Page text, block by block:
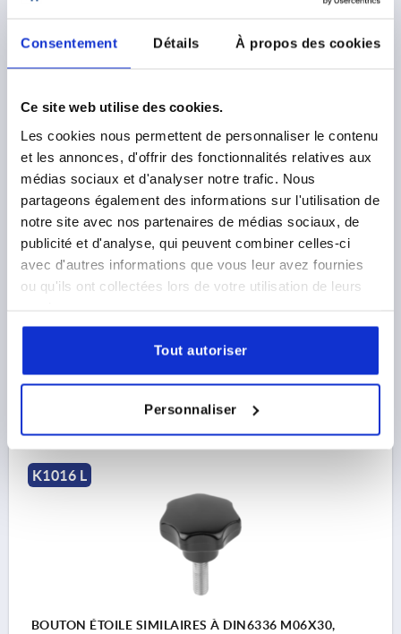
Consentement Détails À propos des cookies
Ce site web utilise des cookies.
Les cookies nous permettent de personnaliser le contenu
et les annonces, d'offrir des fonctionnalités relatives aux
médias sociaux et d'analyser notre trafic. Nous
partageons également des informations sur l'utilisation de
notre site avec nos partenaires de médias sociaux, de
publicité et d'analyse, qui peuvent combiner celles-ci
avec d'autres informations que vous leur avez fournies
ou qu'ils ont collectées lors de votre utilisation de leurs
Tout autoriser
Personnaliser
BOUTON ÉTOILE SIMILAIRES À DIN6336 M06X25,
D1=32, H=20, FORME:L AVEC TIGE FILETÉE,
THERMODURCISSABLE NOIR ASPECT POLI BRILLANT,
COMP:ACIER INOX.
FILETAGE=M6
DIAMÈTRE EXTÉRIEUR=32
HAUTEUR=20
H3=10
K1016.43206X25
K1016 L
BOUTON ÉTOILE SIMILAIRES À DIN6336 M06X30,